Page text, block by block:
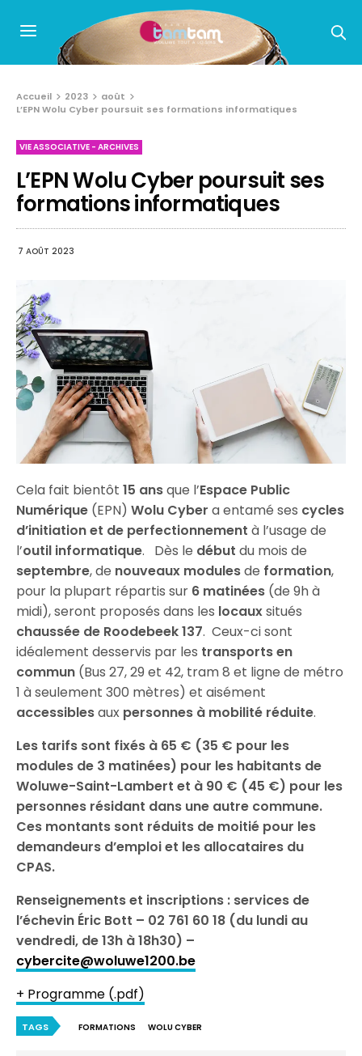
Accueil 2023
août
L’EPN Wolu Cyber poursuit ses formations informatiques
VIE ASSOCIATIVE - ARCHIVES
L’EPN Wolu Cyber poursuit ses
formations informatiques
7 AOÛT 2023
Cela fait bientôt15 ansque l’Espace Public
Numérique (EPN)Wolu Cyber a entamé ses cycles
d’initiation et de perfectionnement à l’usage de
l’outil informatique. Dès le début du mois de
septembre, de nouveaux modulesde formation,
pour la plupart répartis sur 6 matinées (de 9h à
midi), seront proposés dans les locauxsitués
chaussée de Roodebeek 137. Ceux-ci sont
idéalement desservis par les transports en
commun (Bus 27, 29 et 42, tram 8 et ligne de métro
1 à seulement 300 mètres) et aisément
accessiblesaux personnes à mobilité réduite.
Les tarifs sont fixés à 65 € (35 € pour les
modules de 3 matinées) pour les habitants de
Woluwe-Saint-Lambert et à 90 € (45 €) pour les
personnes résidant dans une autre commune.
Ces montants sont réduits de moitié pour les
demandeurs d’emploi et les allocataires du
CPAS.
Renseignements et inscriptions : services de
l’échevin Éric Bott – 02 761 60 18 (du lundi au
vendredi, de 13h à 18h30) –
cybercite@woluwe1200.be
+ Programme (.pdf)
TAGS FORMATIONS WOLU CYBER